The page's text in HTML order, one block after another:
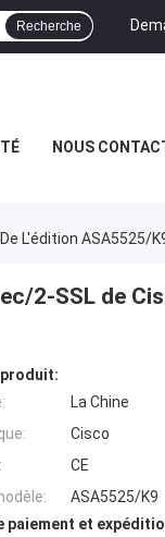
Recherche
NOUS
L'édition ASA5525/
2-SSL de
La Chine
Cisco
CE
ASA5525/K9
paiement et